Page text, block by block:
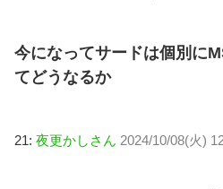
今になってサードは個別に
てどうなるか
21: 夜更かしさん 2024/10/08(火)